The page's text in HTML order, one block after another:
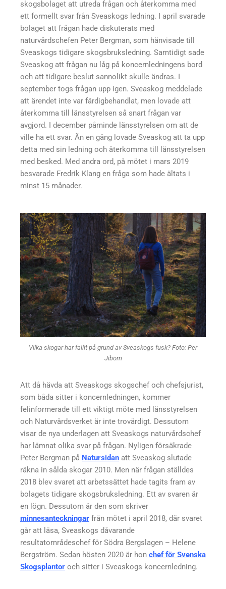
skogsbolaget att utreda frågan och återkomma med
ett formellt svar från Sveaskogs ledning. I april svarade
bolaget att frågan hade diskuterats med
naturvårdschefen Peter Bergman, som hänvisade till
Sveaskogs tidigare skogsbruksledning. Samtidigt sade
Sveaskog att frågan nu låg på koncernledningens bord
och att tidigare beslut sannolikt skulle ändras. I
september togs frågan upp igen. Sveaskog meddelade
att ärendet inte var färdigbehandlat, men lovade att
återkomma till länsstyrelsen så snart frågan var
avgjord. I december påminde länsstyrelsen om att de
ville ha ett svar. Än en gång lovade Sveaskog att ta upp
detta med sin ledning och återkomma till länsstyrelsen
med besked. Med andra ord, på mötet i mars 2019
besvarade Fredrik Klang en fråga som hade ältats i
minst 15 månader.
Vilka skogar har fallit på grund av Sveaskogs fusk? Foto: Per
Jiborn
Att då hävda att Sveaskogs skogschef och chefsjurist,
som båda sitter i koncernledningen, kommer
felinformerade till ett viktigt möte med länsstyrelsen
och Naturvårdsverket är inte trovärdigt. Dessutom
visar de nya underlagen att Sveaskogs naturvårdschef
har lämnat olika svar på frågan. Nyligen försäkrade
Peter Bergman på Natursidan att Sveaskog slutade
räkna in sålda skogar 2010. Men när frågan ställdes
2018 blev svaret att arbetssättet hade tagits fram av
bolagets tidigare skogsbruksledning. Ett av svaren är
en lögn. Dessutom är den som skriver
minnesanteckningar från mötet i april 2018, där svaret
går att läsa, Sveaskogs dåvarande
resultatområdeschef för Södra Bergslagen – Helene
Bergström. Sedan hösten 2020 är hon chef för Svenska
Skogsplantor och sitter i Sveaskogs koncernledning.